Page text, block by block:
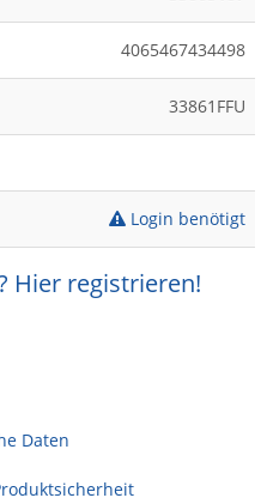
4065467434498
33861FFU
Login benötigt
Hier registrieren!
Daten